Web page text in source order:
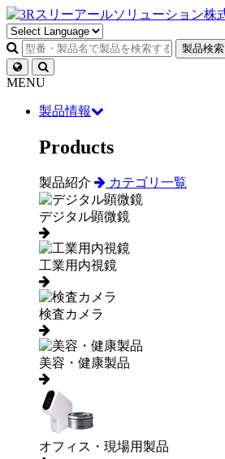
製品検索
MENU
製品情報
Products
製品紹介 カテゴリ一覧
デジタル顕微鏡
工業用内視鏡
検査カメラ
美容・健康製品
オフィス・現場用製品